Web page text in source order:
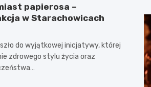
papierosa –
w Starachowicach
do wyjątkowej inicjatywy, której
zdrowego stylu życia oraz